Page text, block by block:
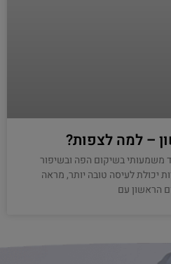
– למה לצפות?
משמעותי בשיקום הפה ובשיפור
יכולת לעיסה טובה יותר, מראה
הראשון עם